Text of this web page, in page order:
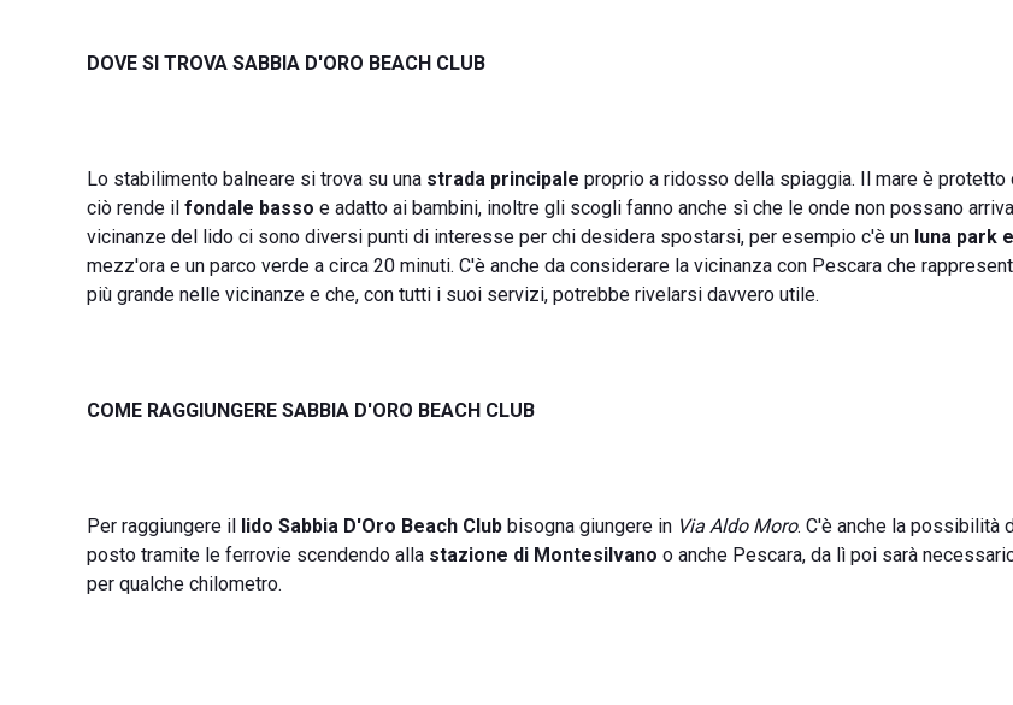
DOVE SI TROVA SABBIA D'ORO BEACH CLUB
Lo stabilimento balneare si trova su una strada principale proprio a ridosso della spiaggia. Il mare è protetto
ciò rende il fondale basso e adatto ai bambini, inoltre gli scogli fanno anche sì che le onde non possano
vicinanze del lido ci sono diversi punti di interesse per chi desidera spostarsi, per esempio c'è un luna park
mezz'ora e un parco verde a circa 20 minuti. C'è anche da considerare la vicinanza con Pescara che
più grande nelle vicinanze e che, con tutti i suoi servizi, potrebbe rivelarsi davvero utile.
COME RAGGIUNGERE SABBIA D'ORO BEACH CLUB
Per raggiungere il lido Sabbia D'Oro Beach Club bisogna giungere in Via Aldo Moro. C'è anche la possibilità
posto tramite le ferrovie scendendo alla stazione di Montesilvano o anche Pescara, da lì poi sarà
per qualche chilometro.